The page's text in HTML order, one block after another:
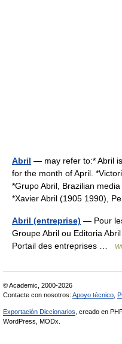
Abril — may refer to:* Abril
for the month of April.
*Grupo Abril, Brazilian
*Xavier Abril (1905 1990),
Abril (entreprise) — Pour
Groupe Abril ou Editoria
Portail des entreprises …
© Academic, 2000-2026
Contacte con nosotros: Apoyo técnico
Exportación Diccionarios , creado en
WordPress, MODx.